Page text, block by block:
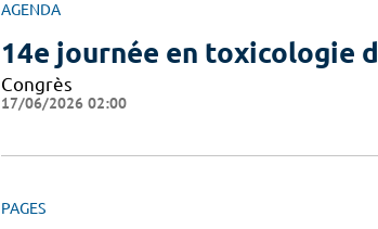
AGENDA
14e journée en toxicologie
Congrès
17/06/2026 02:00
PAGES